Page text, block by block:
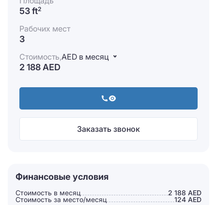
53 ft2
Рабочих мест
3
Стоимость,AED в месяц
2 188 AED
Заказать звонок
Финансовые условия
Стоимость в месяц
2 188 AED
Стоимость за место/месяц
124 AED